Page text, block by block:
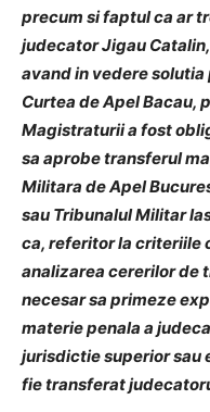
precum si faptul ca ar
judecator Jigau
avand in vedere
Curtea de Apel Bacau,
Magistraturii a fost
sa aprobe transferul
Militara de Apel
sau Tribunalul Militar
ca, referitor la criteriile
analizarea cererilor de
necesar sa primeze
materie penala a
jurisdictie superior sau
fie transferat